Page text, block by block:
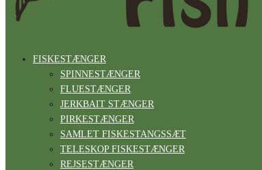
FISKESTÆNGER
SPINNESTÆNGER
FLUESTÆNGER
JERKBAIT STÆNGER
PIRKESTÆNGER
SAMLET FISKESTANGSSÆT
TELESKOP FISKESTÆNGER
REJSESTÆNGER